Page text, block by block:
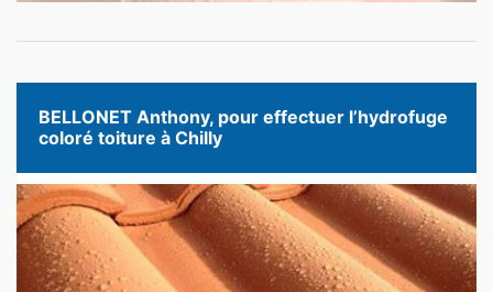
BELLONET Anthony, pour effectuer l’hydrofuge
coloré toiture à Chilly